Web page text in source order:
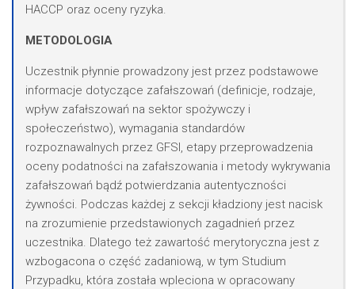
HACCP oraz oceny ryzyka.
METODOLOGIA
Uczestnik płynnie prowadzony jest przez podstawowe
informacje dotyczące zafałszowań (definicje, rodzaje,
wpływ zafałszowań na sektor spożywczy i
społeczeństwo), wymagania standardów
rozpoznawalnych przez GFSI, etapy przeprowadzenia
oceny podatności na zafałszowania i metody wykrywania
zafałszowań bądź potwierdzania autentyczności
żywności. Podczas każdej z sekcji kładziony jest nacisk
na zrozumienie przedstawionych zagadnień przez
uczestnika. Dlatego też zawartość merytoryczna jest z
wzbogacona o część zadaniową, w tym Studium
Przypadku, która została wpleciona w opracowany